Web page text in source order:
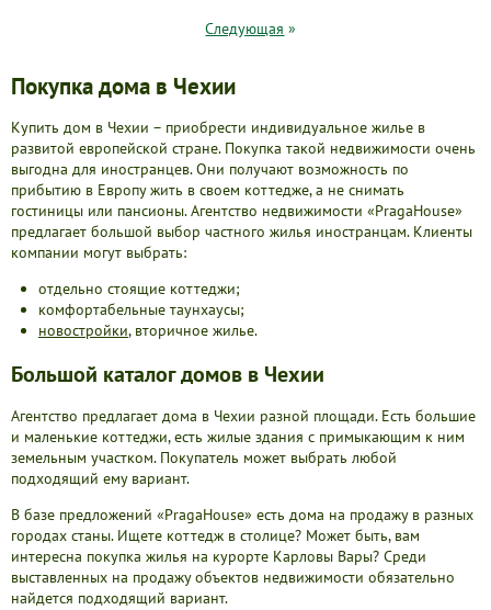
Покупка дома в Чехии
Купить дом в Чехии – приобрести индивидуальное жилье в
развитой европейской стране. Покупка такой недвижимости очень
выгодна для иностранцев. Они получают возможность по
прибытию в Европу жить в своем коттедже, а не снимать
гостиницы или пансионы. Агентство недвижимости «PragaHouse»
предлагает большой выбор частного жилья иностранцам. Клиенты
компании могут выбрать:
отдельно стоящие коттеджи;
комфортабельные таунхаусы;
новостройки, вторичное жилье.
Большой каталог домов в Чехии
Агентство предлагает дома в Чехии разной площади. Есть большие
и маленькие коттеджи, есть жилые здания с примыкающим к ним
земельным участком. Покупатель может выбрать любой
подходящий ему вариант.
В базе предложений «PragaHouse» есть дома на продажу в разных
городах станы. Ищете коттедж в столице? Может быть, вам
интересна покупка жилья на курорте Карловы Вары? Среди
выставленных на продажу объектов недвижимости обязательно
найдется подходящий вариант.
Следующая »